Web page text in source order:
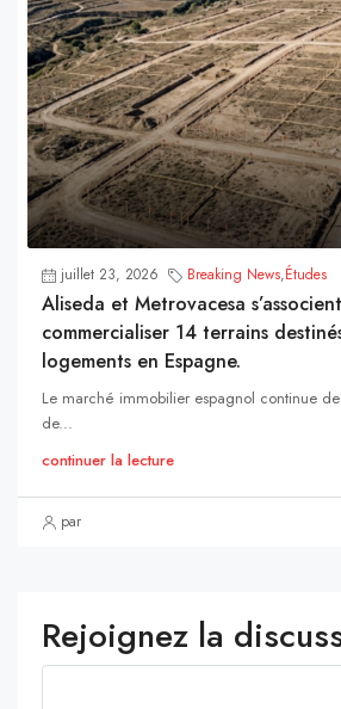
juillet 23, 2026 Breaking News,Études
Aliseda et Metrovacesa
commercialiser 14 terrains
logements en Espagne.
Le marché immobilier espagnol continue
de...
continuer la lecture
par
Rejoignez la